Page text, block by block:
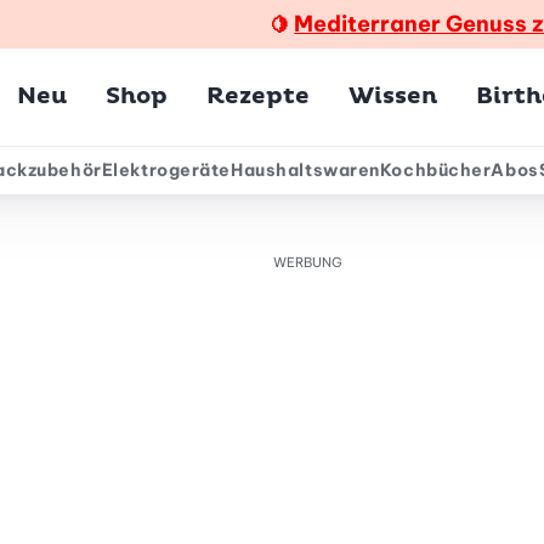
🍋 Mediterraner Genuss
Neu Shop Rezepte Wissen
ElektrogeräteHaushaltswarenKochbücherAbos
WERBUNG